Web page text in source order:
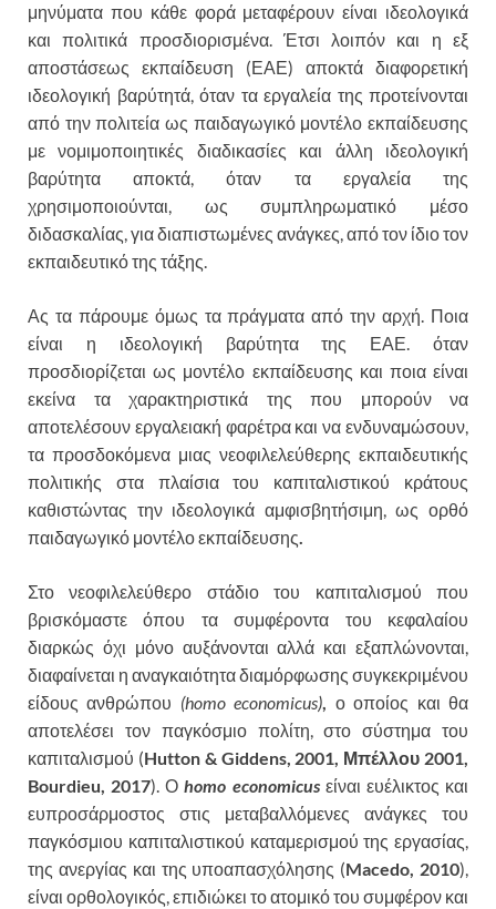
μηνύματα που κάθε φορά μεταφέρουν είναι ιδεολογικά
και πολιτικά προσδιορισμένα. Έτσι λοιπόν και η εξ
αποστάσεως εκπαίδευση (ΕΑΕ) αποκτά διαφορετική
ιδεολογική βαρύτητά, όταν τα εργαλεία της προτείνονται
από την πολιτεία ως παιδαγωγικό μοντέλο εκπαίδευσης
με νομιμοποιητικές διαδικασίες και άλλη ιδεολογική
βαρύτητα αποκτά, όταν τα εργαλεία της
χρησιμοποιούνται, ως συμπληρωματικό μέσο
διδασκαλίας, για διαπιστωμένες ανάγκες, από τον ίδιο τον
εκπαιδευτικό της τάξης.
Ας τα πάρουμε όμως τα πράγματα από την αρχή. Ποια
είναι η ιδεολογική βαρύτητα της ΕΑΕ. όταν
προσδιορίζεται ως μοντέλο εκπαίδευσης και ποια είναι
εκείνα τα χαρακτηριστικά της που μπορούν να
αποτελέσουν εργαλειακή φαρέτρα και να ενδυναμώσουν,
τα προσδοκόμενα μιας νεοφιλελεύθερης εκπαιδευτικής
πολιτικής στα πλαίσια του καπιταλιστικού κράτους
καθιστώντας την ιδεολογικά αμφισβητήσιμη, ως ορθό
παιδαγωγικό μοντέλο εκπαίδευσης.
Στο νεοφιλελεύθερο στάδιο του καπιταλισμού που
βρισκόμαστε όπου τα συμφέροντα του κεφαλαίου
διαρκώς όχι μόνο αυξάνονται αλλά και εξαπλώνονται,
διαφαίνεται η αναγκαιότητα διαμόρφωσης συγκεκριμένου
είδους ανθρώπου (homo economicus), ο οποίος και θα
αποτελέσει τον παγκόσμιο πολίτη, στο σύστημα του
καπιταλισμού (Hutton & Giddens, 2001, Μπέλλου 2001,
Bourdieu, 2017). Οhomo economicusείναι ευέλικτος και
ευπροσάρμοστος στις μεταβαλλόμενες ανάγκες του
παγκόσμιου καπιταλιστικού καταμερισμού της εργασίας,
της ανεργίας και της υποαπασχόλησης (Macedo, 2010),
είναι ορθολογικός, επιδιώκει το ατομικό του συμφέρον και